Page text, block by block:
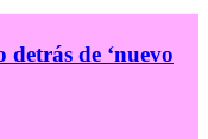
detrás de ‘nuevo